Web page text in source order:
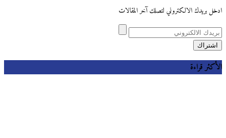
ادخل بريدك الالكتروني لتصلك آخر المقالات
الأكثر قراءة